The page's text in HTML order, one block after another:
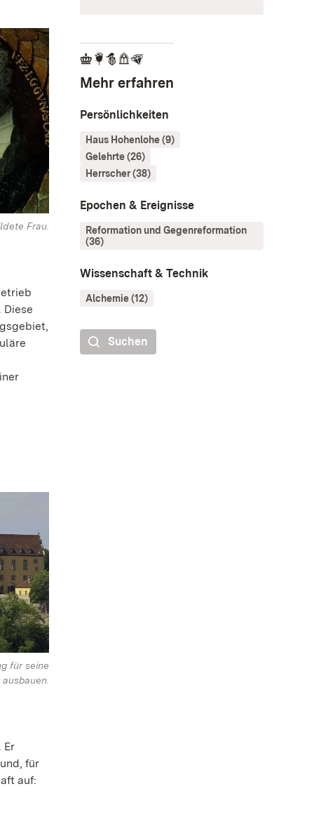
Frau.
für seine
Er
für
auf:
Mehr erfahren
Persönlichkeiten
Haus Hohenlohe (9)
Gelehrte (26)
Herrscher (38)
Epochen & Ereignisse
Reformation und Gegenreformation
(36)
Wissenschaft & Technik
Alchemie (12)
Suchen